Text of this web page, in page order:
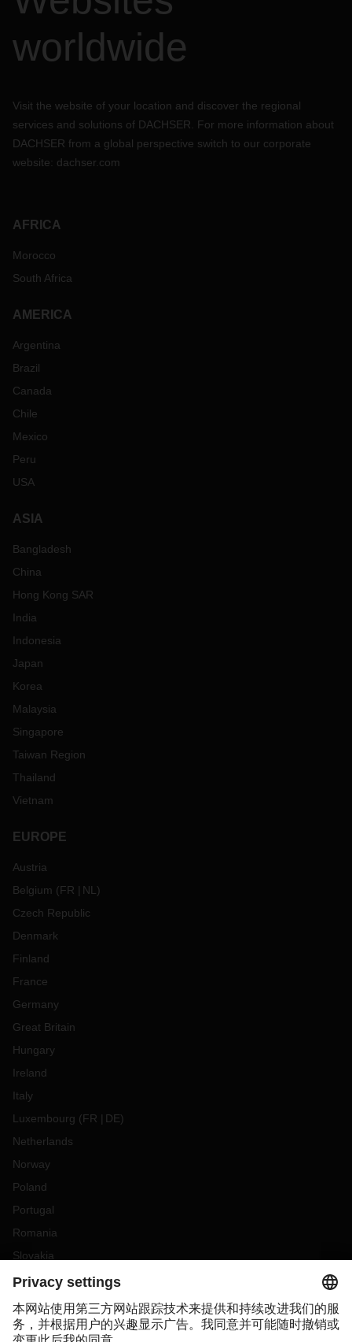
worldwide
Visit the website of your location and discover the regional
services and solutions of DACHSER. For more information about
DACHSER from a global perspective switch to our corporate
website: dachser.com
AFRICA
Morocco
South Africa
AMERICA
Argentina
Brazil
Canada
Chile
Mexico
Peru
USA
ASIA
Bangladesh
China
Hong Kong SAR
India
Indonesia
Japan
Korea
Malaysia
Singapore
Taiwan Region
Thailand
Vietnam
EUROPE
Austria
Belgium (FR NL )
Czech Republic
Denmark
Finland
France
Germany
Great Britain
Hungary
Ireland
Italy
Luxembourg (FR DE)
Netherlands
Norway
Poland
Portugal
Romania
Slovakia
Spain
Sweden
Switzerland(DE FR)